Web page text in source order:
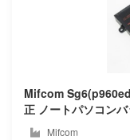
Samsung
Mifcom
正 ノートパソコン
Mifcom